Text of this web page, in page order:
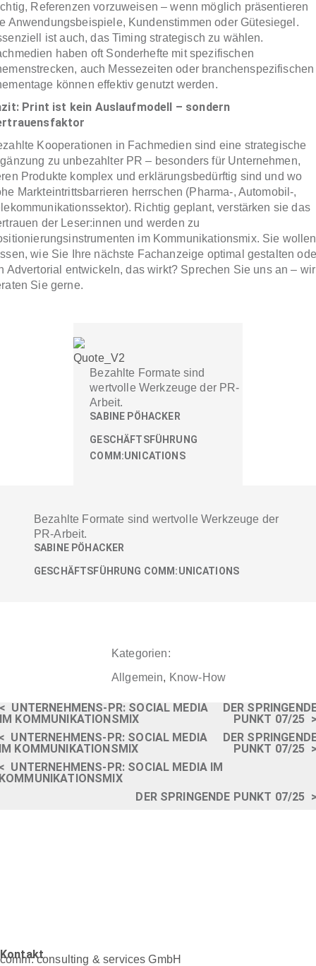
Referenzen vorzuweisen – wenn möglich präsentieren
Anwendungsbeispiele, Kundenstimmen oder Gütesiegel.
ist auch, das Timing strategisch zu wählen.
haben oft Sonderhefte mit spezifischen
auch Messezeiten oder branchenspezifischen
können effektiv genutzt werden.
Print ist kein Auslaufmodell – sondern
Kooperationen in Fachmedien sind eine strategische
zu unbezahlter PR – besonders für Unternehmen,
Produkte komplex und erklärungsbedürftig sind und wo
Markteintrittsbarrieren herrschen (Pharma-, Automobil-,
Richtig geplant, verstärken sie das
der Leser:innen und werden zu
im Kommunikationsmix. Sie wollen
wie Sie Ihre nächste Fachanzeige optimal gestalten
Advertorial entwickeln, das wirkt? Sprechen Sie uns an – wir
Sie gerne.
Bezahlte Formate sind
wertvolle Werkzeuge der PR-
Arbeit.
SABINE PÖHACKER
GESCHÄFTSFÜHRUNG
COMM:UNICATIONS
Bezahlte Formate sind wertvolle Werkzeuge der
PR-Arbeit.
SABINE PÖHACKER
GESCHÄFTSFÜHRUNG COMM:UNICATIONS
Kategorien:
Allgemein, Know-How
UNTERNEHMENS-PR: SOCIAL MEDIA
KOMMUNIKATIONSMIX
DER
PUNKT 07/25
UNTERNEHMENS-PR: SOCIAL MEDIA
KOMMUNIKATIONSMIX
DER
PUNKT 07/25
UNTERNEHMENS-PR: SOCIAL MEDIA IM
DER SPRINGENDE PUNKT 07/25
Kontakt
comm: consulting & services GmbH